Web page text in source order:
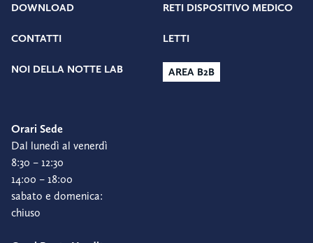
DOWNLOAD
CONTATTI
NOI DELLA NOTTE LAB
RETI DISPOSITIVO MEDICO
LETTI
AREA B2B
Orari Sede
Dal lunedì al venerdì
8:30 – 12:30
14:00 – 18:00
sabato e domenica:
chiuso